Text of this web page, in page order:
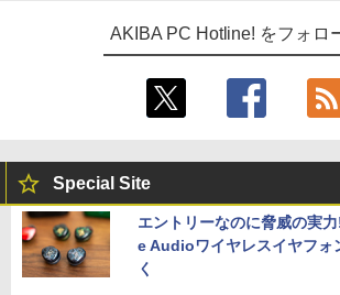
AKIBA PC Hotline! をフォロ
Special Site
エントリーなのに脅威の実
e Audioワイヤレスイヤフォ
く